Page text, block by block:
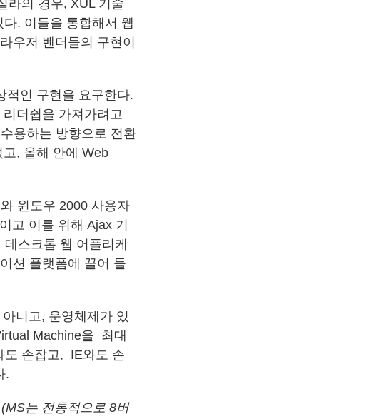
라의 경우, XUL 기술
. 이들을 통합해서 웹
우저 벤더들의 구현이
적인 구현을 요구한다.
더쉽을 가져가려고
용하는 방향으로 전환
, 올해 안에 Web
윈도우 2000 사용자
고 이를 위해 Ajax 기
스크톱 웹 어플리케
션 플랫폼에 끌어 들
니고, 운영체제가 있
Machine을 최대
도 손잡고, IE와도 손
.
(MS는 전통적으로 8버